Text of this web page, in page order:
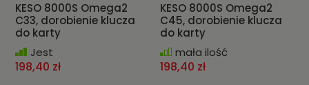
KESO 8000S Omega2
C33, dorobienie klucza
do karty
Jest
198,40 zł
KESO 8000S Omega2
C45, dorobienie klucza
do karty
mała ilość
198,40 zł